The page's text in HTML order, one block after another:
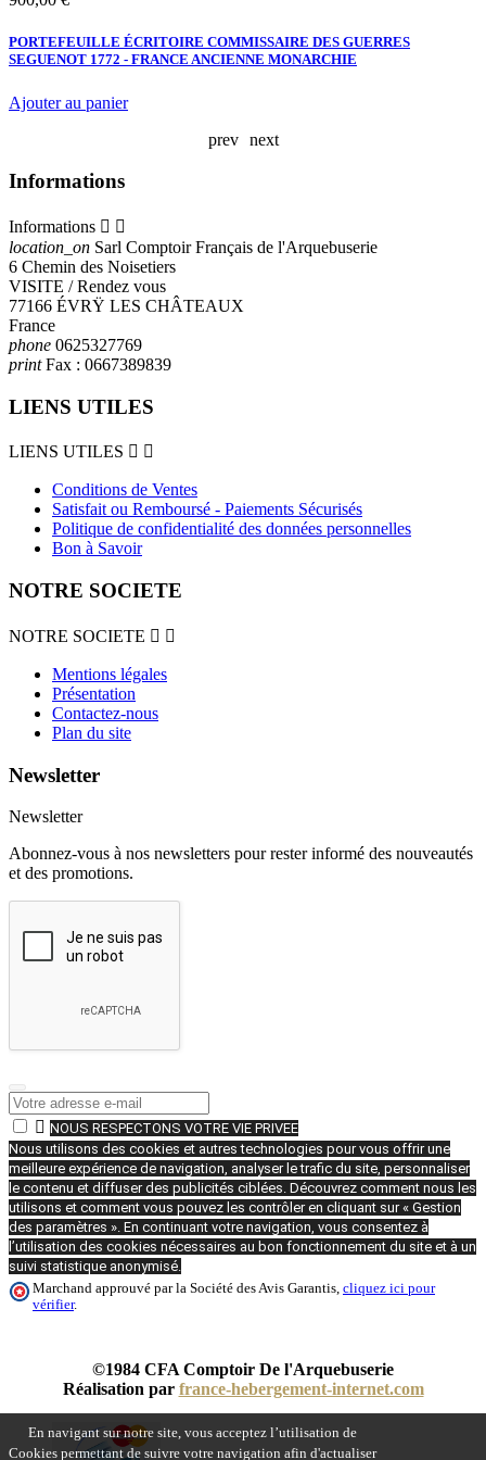
En navigant sur notre site, vous acceptez l’utilisation de
Cookies permettant de suivre votre navigation afin d'actualiser
PORTEFEUILLE ÉCRITOIRE COMMISSAIRE DES GUERRES
SEGUENOT 1772 - FRANCE ANCIENNE MONARCHIE
Ajouter au panier
prev
next
Informations
Informations  
location_on Sarl Comptoir Français de l'Arquebuserie
6 Chemin des Noisetiers
VISITE / Rendez vous
77166 ÉVRŸ LES CHÂTEAUX
France
phone 0625327769
printFax : 0667389839
LIENS UTILES
LIENS UTILES  
Conditions de Ventes
Satisfait ou Remboursé - Paiements Sécurisés
Politique de confidentialité des données personnelles
Bon à Savoir
NOTRE SOCIETE
NOTRE SOCIETE  
Mentions légales
Présentation
Contactez-nous
Plan du site
Newsletter
Newsletter
Abonnez-vous à nos newsletters pour rester informé des nouveautés
et des promotions.
 NOUS RESPECTONS VOTRE VIE PRIVEE
Nous utilisons des cookies et autres technologies pour vous offrir une
meilleure expérience de navigation, analyser le trafic du site, personnaliser
le contenu et diffuser des publicités ciblées. Découvrez comment nous les
utilisons et comment vous pouvez les contrôler en cliquant sur « Gestion
des paramètres ». En continuant votre navigation, vous consentez à
l’utilisation des cookies nécessaires au bon fonctionnement du site et à un
suivi statistique anonymisé.
Marchand approuvé par la Société des Avis Garantis, cliquez ici pour
vérifier.
©1984 CFA Comptoir De l'Arquebuserie
Réalisation par france-hebergement-internet.com